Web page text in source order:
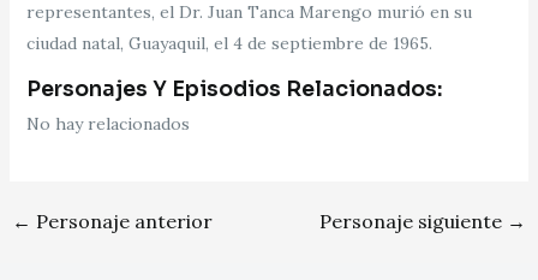
representantes, el Dr. Juan Tanca Marengo murió en su
ciudad natal, Guayaquil, el 4 de septiembre de 1965.
Personajes Y Episodios Relacionados:
No hay relacionados
← Personaje anterior Personaje siguiente →